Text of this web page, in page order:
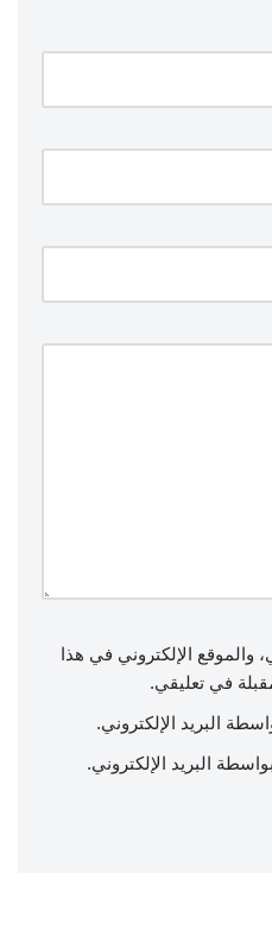
والموقع الإلكتروني في هذا
في تعليقي.
البريد الإلكتروني.
البريد الإلكتروني.